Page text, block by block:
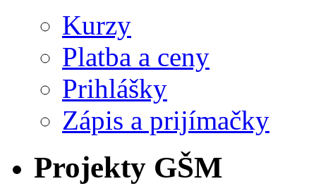
Kurzy
Platba a ceny
Prihlášky
Zápis a prijímačky
Projekty GŠM